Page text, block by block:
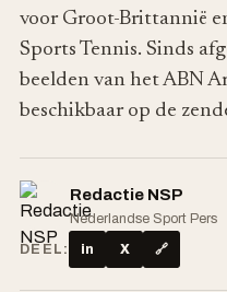
voor Groot-Brittannië
Sports Tennis. Sinds
beelden van het ABN
beschikbaar op de
Redactie NSP
Nederlandse Sport Pers
DEEL:
in X 🔗